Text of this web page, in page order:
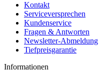
Kontakt
Serviceversprechen
Kundenservice
Fragen & Antworten
Newsletter-Abmeldung
Tiefpreisgarantie
Informationen